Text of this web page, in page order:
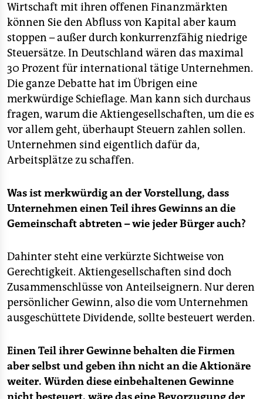
Wirtschaft mit ihren offenen Finanzmärkten
können Sie den Abfluss von Kapital aber kaum
stoppen – außer durch konkurrenzfähig niedrige
Steuersätze. In Deutschland wären das maximal
30 Prozent für international tätige Unternehmen.
Die ganze Debatte hat im Übrigen eine
merkwürdige Schieflage. Man kann sich durchaus
fragen, warum die Aktiengesellschaften, um die es
vor allem geht, überhaupt Steuern zahlen sollen.
Unternehmen sind eigentlich dafür da,
Arbeitsplätze zu schaffen.
Was ist merkwürdig an der Vorstellung, dass
Unternehmen einen Teil ihres Gewinns an die
Gemeinschaft abtreten – wie jeder Bürger auch?
Dahinter steht eine verkürzte Sichtweise von
Gerechtigkeit. Aktiengesellschaften sind doch
Zusammenschlüsse von Anteilseignern. Nur deren
persönlicher Gewinn, also die vom Unternehmen
ausgeschüttete Dividende, sollte besteuert werden.
Einen Teil ihrer Gewinne behalten die Firmen
aber selbst und geben ihn nicht an die Aktionäre
weiter. Würden diese einbehaltenen Gewinne